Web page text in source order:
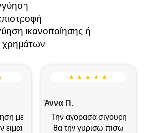
ικανοποίησης ή
χρημάτων
με
ειμαι
★ ★ ★ ★ ★
Άννα Π.
Την αγορασα σιγουρη
θα την γυρισω πισω